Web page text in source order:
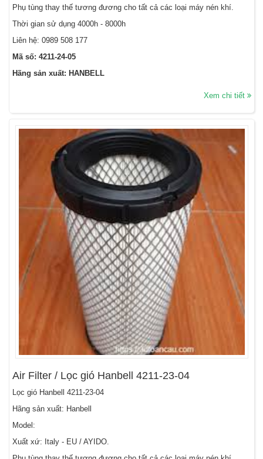
Phụ tùng thay thế tương đương cho tất cả các loại máy nén khí.
Thời gian sử dụng 4000h - 8000h
Liên hệ: 0989 508 177
Mã số: 4211-24-05
Hãng sản xuất: HANBELL
Xem chi tiết
Air Filter / Lọc gió Hanbell 4211-23-04
Lọc gió Hanbell 4211-23-04
Hãng sản xuất: Hanbell
Model:
Xuất xứ: Italy - EU / AYIDO.